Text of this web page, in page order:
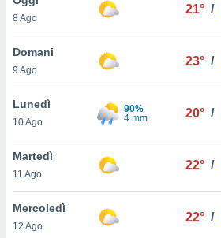
è
al sito
di
ci
di
il
un
8 Ago
21° /
Domani
9 Ago
23° /
Lunedì
10 Ago
90%
4 mm
20° /
Martedì
11 Ago
22° /
Mercoledì
12 Ago
22° /